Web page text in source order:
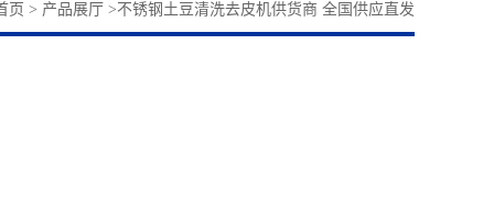
页 > 产品展厅 >不锈钢土豆清洗去皮机供货商 全国供应直发